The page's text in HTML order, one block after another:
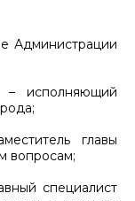
Администрации
– исполняющий
главы
вопросам;
специалист